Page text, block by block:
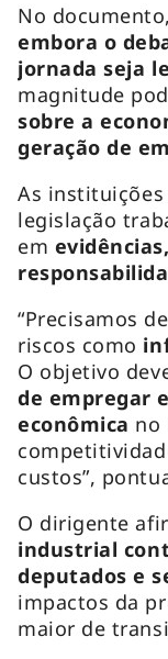
No
embora o
jornada seja
magnitude
sobre a
geração de
As instituições
legislação
em
“Precisamos de
riscos como
O objetivo
de empregar
econômica no
custos”,
O dirigente
industrial
deputados e
impactos da
maior de